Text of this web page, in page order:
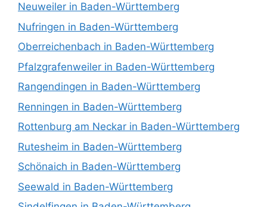
Neuweiler in Baden-Württemberg
Nufringen in Baden-Württemberg
Oberreichenbach in Baden-Württemberg
Pfalzgrafenweiler in Baden-Württemberg
Rangendingen in Baden-Württemberg
Renningen in Baden-Württemberg
Rottenburg am Neckar in Baden-Württemberg
Rutesheim in Baden-Württemberg
Schönaich in Baden-Württemberg
Seewald in Baden-Württemberg